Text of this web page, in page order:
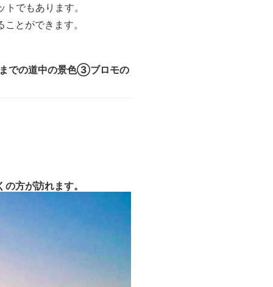
でもあります。
とができます。
での道中の景色③ブロモの
方が訪れます。